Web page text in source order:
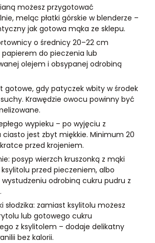
możesz przygotować
meląc płatki górskie w blenderze –
jak gotowa mąka ze sklepu.
o średnicy 20–22 cm
papierem do pieczenia lub
olejem i obsypanej odrobiną
gotowe, gdy patyczek wbity w środek
Krawędzie owocu powinny być
wypieku – po wyjęciu z
ciasto jest zbyt miękkie. Minimum 20
przed krojeniem.
posyp wierzch kruszonką z mąki
przed pieczeniem, albo
wystudzeniu odrobiną cukru pudru z
słodzika: zamiast ksylitolu możesz
lub gotowego cukru
z ksylitolem – dodaje delikatny
bez kalorii.